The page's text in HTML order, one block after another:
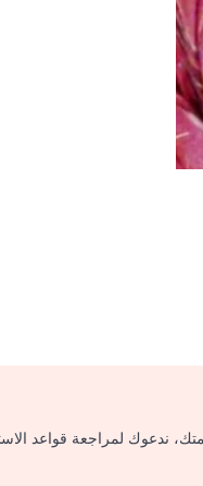
ندعوك لمراجعة قواعد